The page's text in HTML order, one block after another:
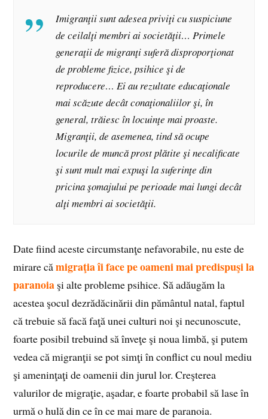
Imigranţii sunt adesea priviţi cu suspiciune
de ceilalţi membri ai societăţii… Primele
generaţii de migranţi suferă disproporţionat
de probleme fizice, psihice şi de
reproducere… Ei au rezultate educaţionale
mai scăzute decât conaţionaliilor şi, în
general, trăiesc în locuinţe mai proaste.
Migranţii, de asemenea, tind să ocupe
locurile de muncă prost plătite şi necalificate
şi sunt mult mai expuşi la suferinţe din
pricina şomajului pe perioade mai lungi decât
alţi membri ai societăţii.
Date fiind aceste circumstanţe nefavorabile, nu este de
mirare cămigraţia îi face pe oameni mai predispuşi la
paranoia şi alte probleme psihice. Să adăugăm la
acestea şocul dezrădăcinării din pământul natal, faptul
că trebuie să facă faţă unei culturi noi şi necunoscute,
foarte posibil trebuind să înveţe şi noua limbă, şi putem
vedea că migranţii se pot simţi în conflict cu noul mediu
şi ameninţaţi de oamenii din jurul lor. Creşterea
valurilor de migraţie, aşadar, e foarte probabil să lase în
urmă o hulă din ce în ce mai mare de paranoia.